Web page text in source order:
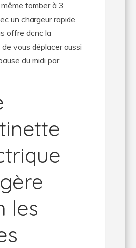
tomber à 3
un chargeur rapide,
offre donc la
vous déplacer aussi
du midi par
les